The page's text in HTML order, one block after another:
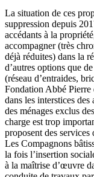
La situation de ces
suppression depuis
accédants à la
accompagner (très
déjà réduites) dans la
d’autres options que
(réseau d’entraides,
Fondation Abbé Pierre
dans les interstices
des ménages exclus
charge est trop
proposent des services
Les Compagnons
la fois l’insertion
à la maîtrise d’œuvre